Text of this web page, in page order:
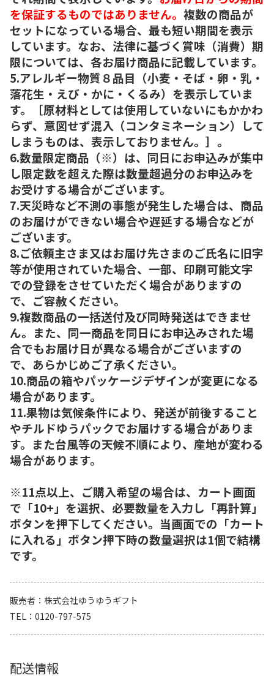
を保証するものではありません。 複数の商品が
セットになっている場合、最も短い期間を表示
しています。なお、法律に基づく賞味（消費）期
限については、各お届け商品に記載しています。
5.アレルギー物質８品目（小麦・そば・卵・乳・
落花生・えび・かに・くるみ）を表示していま
す。［原材料としては使用していないにもかかわ
らず、意図せず混入（コンタミネーション）して
しまうものは、表示しておりません。］。
6.数量限定商品（※）は、同日にお申込みが集中
し限定数を超えた際は数量超過分のお申込みを
お受けする場合がございます。
7.天災時など不測の事態が発生した場合は、商品
のお届けができない場合や遅延する場合などが
ございます。
8.ご依頼主さま又はお届け先さまのご氏名に旧字
等が使用されていた場合、一部、印刷可能文字
での登録をさせていただく場合がありますの
で、ご容赦ください。
9.複数商品の一括送付及び同時発送はできませ
ん。また、同一商品を同日にお申込みされた場
合でもお届け日が異なる場合がございますの
で、あらかじめご了承ください。
10.商品の箱やパッケージデザインが変更になる
場合があります。
11.果物は気候条件により、発送が前後すること
やチルドゆうパックでお届けする場合がありま
す。また台風等の天候不順により、産地が変わる
場合があります。
※11点以上、ご購入希望の場合は、カート画面
で「10+」を選択、必要数量を入力し「再計算」
ボタンを押下してください。当画面での「カート
に入れる」ボタン押下時の数量選択は1個で結構
です。
販売者
株式会社ゆうゆうギフト
TEL
0120-797-575
配送情報